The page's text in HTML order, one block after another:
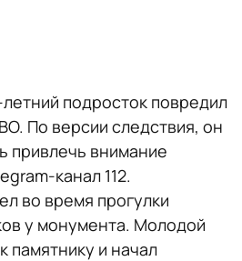
подросток повредил
По версии следствия, он
привлечь внимание
канал 112.
во время прогулки
у монумента. Молодой
памятнику и начал